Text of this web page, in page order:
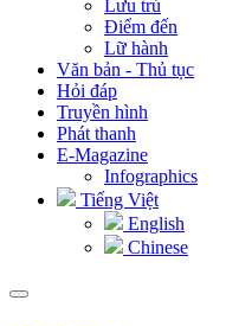
Lưu trú
Điểm đến
Lữ hành
Văn bản - Thủ tục
Hỏi đáp
Truyền hình
Phát thanh
E-Magazine
Infographics
Tiếng Việt
English
Chinese